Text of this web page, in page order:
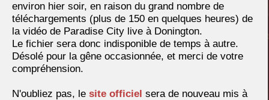
environ hier soir, en raison du grand nombre de
téléchargements (plus de 150 en quelques heures) de
la vidéo de Paradise City live à Donington.
Le fichier sera donc indisponible de temps à autre.
Désolé pour la gêne occasionnée, et merci de votre
compréhension.
N'oubliez pas, le site officiel sera de nouveau mis à